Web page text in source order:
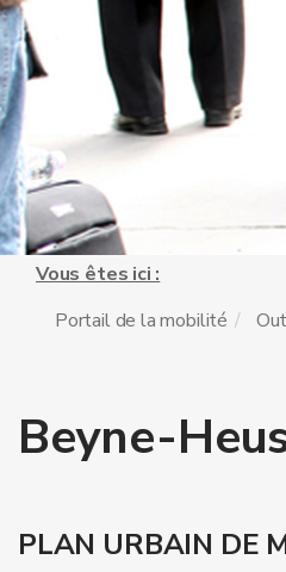
Vous êtes ici :
Portail de la mobilité
Beyne-
PLAN URBAIN DE